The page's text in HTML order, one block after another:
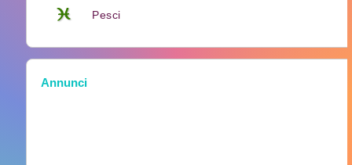
Pesci
Annunci